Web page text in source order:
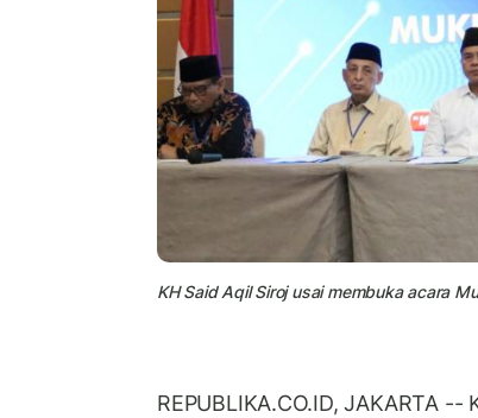
KH Said Aqil Siroj usai membuka acara
REPUBLIKA.CO.ID, JAKARTA --